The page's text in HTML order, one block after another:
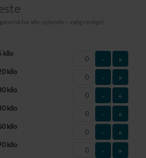
for alle sejlende – vælg venligst:
kilo
- +
kilo
- +
kilo
- +
kilo
- +
kilo
- +
kilo
- +